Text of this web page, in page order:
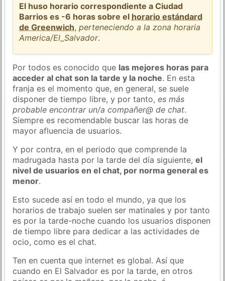
El huso horario correspondiente a Ciudad
Barrios es -6 horas sobre el horario estándard
de Greenwich,perteneciendo a la zona horaria
America/El_Salvador.
Por todos es conocido que las mejores horas para
acceder al chat son la tarde y la noche. En esta
franja es el momento que, en general, se suele
disponer de tiempo libre, y por tanto,es más
probable encontrar un/a compañer@ de chat.
Siempre es recomendable buscar las horas de
mayor afluencia de usuarios.
Y por contra, en el periodo que comprende la
madrugada hasta por la tarde del día siguiente,el
nivel de usuarios en el chat, por norma general es
menor.
Esto sucede así en todo el mundo, ya que los
horarios de trabajo suelen ser matinales y por tanto
es por la tarde-noche cuando los usuarios disponen
de tiempo libre para dedicar a las actividades de
ocio, como es el chat.
Ten en cuenta que internet es global. Así que
cuando en El Salvador es por la tarde, en otros